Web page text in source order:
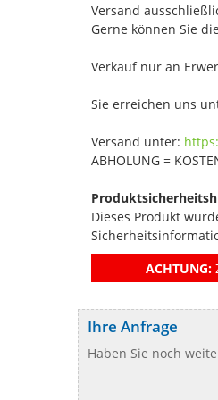
Versand
Gerne können Sie
Verkauf nur an
Sie erreichen uns
Versand unter:
ABHOLUNG =
Dieses Produkt
ACHTUNG:
Ihre Anfrage
Haben Sie noch